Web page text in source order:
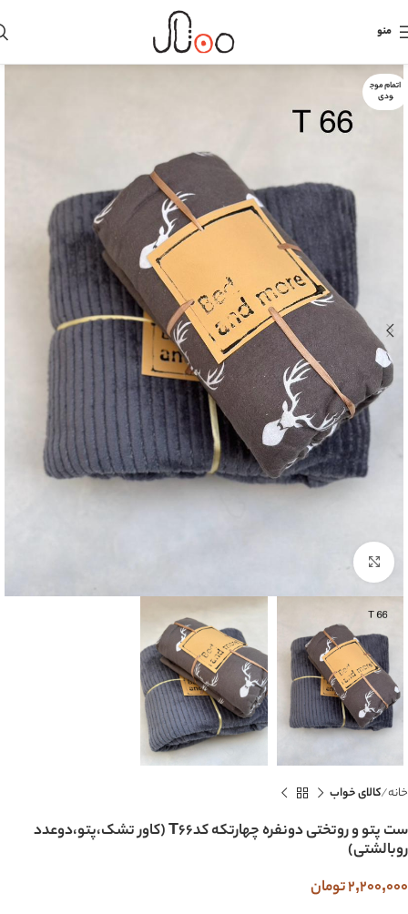
منو
اتمام موج
ودی
بزرگنمایی تصویر
خانه کالای خواب
ست پتو و روتختی دونفره چهارتکه کدT66 (کاور تشک،پتو،دوعدد
روبالشتی)
2,200,000تومان